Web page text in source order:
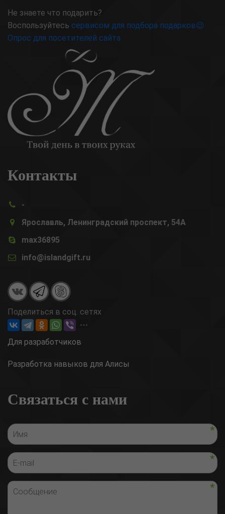
Не знаете что подарить?
Воспользуйтесь сервисом для подбора подарков😉
Опрос для посетителей сайта
Контакты
-
Ярославль, Ленинградский проспект, 54А
max36895
info@islandgift.ru
Поделиться в соц. сетях
Для разработчиков
Разработка навыков для Алисы
Связаться с нами